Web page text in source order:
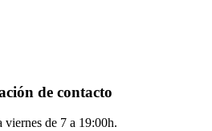
de contacto
viernes de 7 a 19:00h.